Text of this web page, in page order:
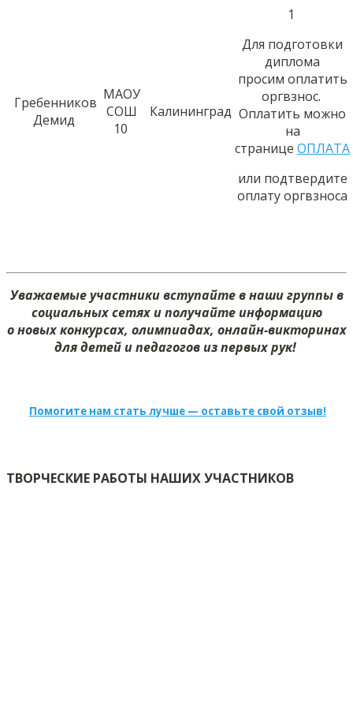
Гребенников
Демид
МАОУ
СОШ
10
Калининград
1
Для подготовки
диплома
просим оплатить
оргвзнос.
Оплатить можно
на
странице ОПЛАТА
или подтвердите
оплату оргвзноса
Уважаемые участники вступайте в наши группы в
социальных сетях и получайте информацию
о новых конкурсах, олимпиадах, онлайн-викторинах
для детей и педагогов из первых рук!
Помогите нам стать лучше — оставьте свой отзыв!
ТВОРЧЕСКИЕ РАБОТЫ НАШИХ УЧАСТНИКОВ